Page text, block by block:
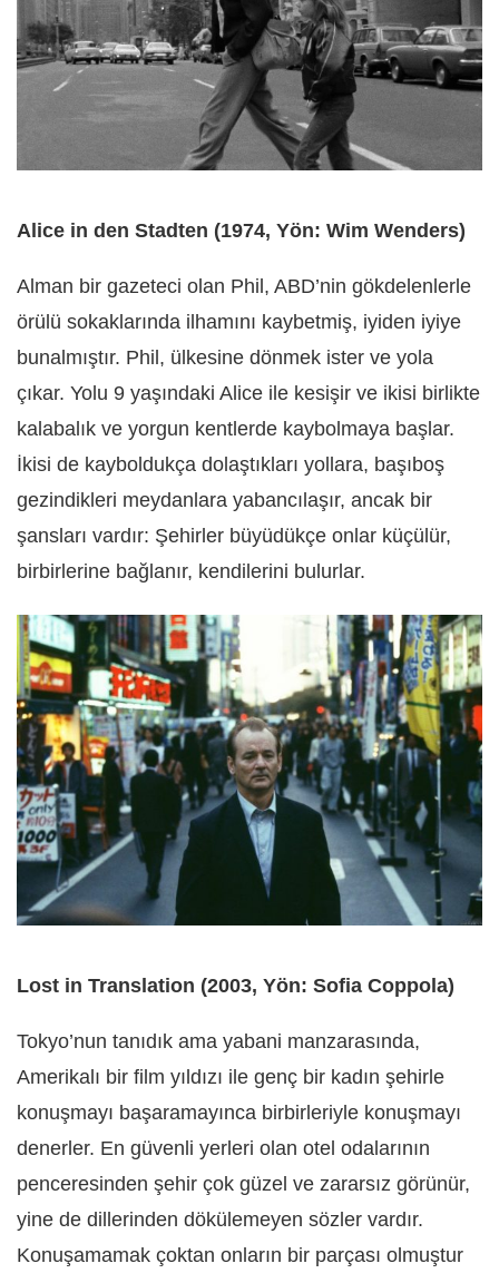
Alice in den Stadten (1974, Yön: Wim Wenders)
Alman bir gazeteci olan Phil, ABD’nin gökdelenlerle
örülü sokaklarında ilhamını kaybetmiş, iyiden iyiye
bunalmıştır. Phil, ülkesine dönmek ister ve yola
çıkar. Yolu 9 yaşındaki Alice ile kesişir ve ikisi birlikte
kalabalık ve yorgun kentlerde kaybolmaya başlar.
İkisi de kayboldukça dolaştıkları yollara, başıboş
gezindikleri meydanlara yabancılaşır, ancak bir
şansları vardır: Şehirler büyüdükçe onlar küçülür,
birbirlerine bağlanır, kendilerini bulurlar.
Lost in Translation (2003, Yön: Sofia Coppola)
Tokyo’nun tanıdık ama yabani manzarasında,
Amerikalı bir film yıldızı ile genç bir kadın şehirle
konuşmayı başaramayınca birbirleriyle konuşmayı
denerler. En güvenli yerleri olan otel odalarının
penceresinden şehir çok güzel ve zararsız görünür,
yine de dillerinden dökülemeyen sözler vardır.
Konuşamamak çoktan onların bir parçası olmuştur